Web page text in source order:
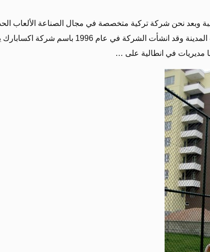
وبعد نحن شركة تركية متخصصة في مجال الصناعة الألعاب
ق للأطفال الاجهزة الرياضية و مستلزمات المدينة وقد انشأت الشركة في عام 1996 باسم شركة
مديريات في انطالية على …